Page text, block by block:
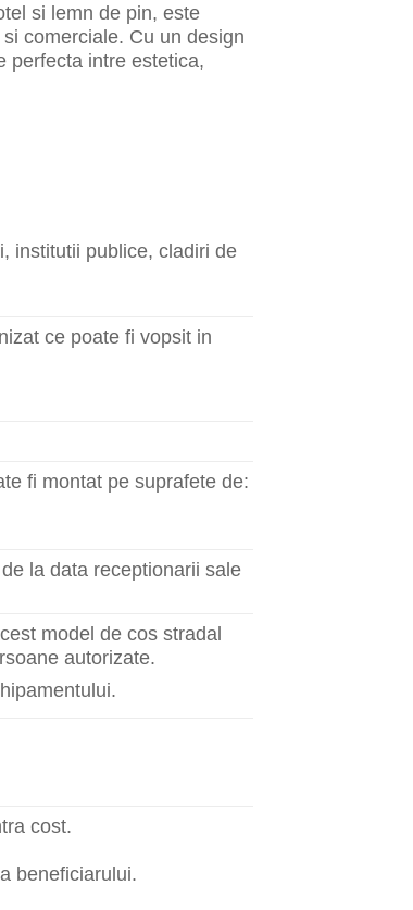
si lemn de pin, este
comerciale. Cu un design
perfecta intre estetica,
institutii publice, cladiri de
ce poate fi vopsit in
fi montat pe suprafete de:
la data receptionarii sale
model de cos stradal
autorizate.
cost.
beneficiarului.